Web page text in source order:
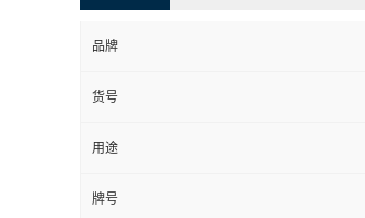
品牌
货号
用途
牌号